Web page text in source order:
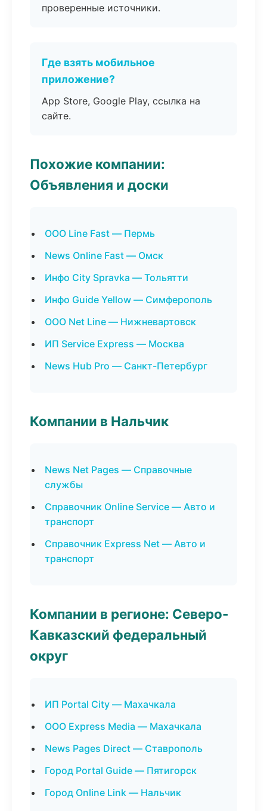
проверенные источники.
Где взять мобильное
приложение?
App Store, Google Play, ссылка на
сайте.
Похожие компании:
Объявления и доски
ООО Line Fast — Пермь
News Online Fast — Омск
Инфо City Spravka — Тольятти
Инфо Guide Yellow — Симферополь
ООО Net Line — Нижневартовск
ИП Service Express — Москва
News Hub Pro — Санкт-Петербург
Компании в Нальчик
News Net Pages — Справочные
службы
Справочник Online Service — Авто и
транспорт
Справочник Express Net — Авто и
транспорт
Компании в регионе: Северо-
Кавказский федеральный
округ
ИП Portal City — Махачкала
ООО Express Media — Махачкала
News Pages Direct — Ставрополь
Город Portal Guide — Пятигорск
Город Online Link — Нальчик